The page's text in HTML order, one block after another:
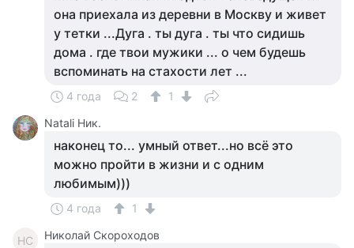
она приехала из деревни в Москву и живет
у тетки ...Дуга . ты дуга . ты что сидишь
дома . где твои мужики ... о чем будешь
вспоминать на стахости лет ...
4 года 2
1
Natali Ник.
наконец то... умный ответ...но всё это
можно пройти в жизни и с одним
любимым)))
4 года 1
НС Николай Скороходов